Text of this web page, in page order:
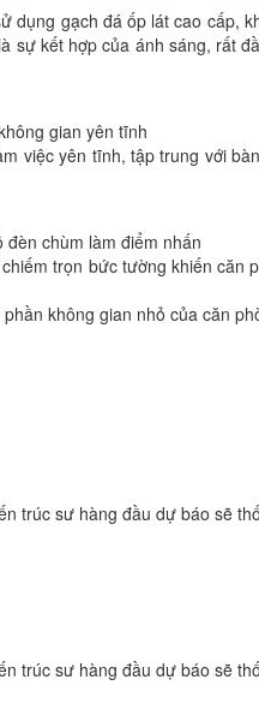
gạch đá ốp lát cao cấp,
kết hợp của ánh sáng, rất
gian yên tĩnh
việc yên tĩnh, tập trung với
chùm làm điểm nhấn
trọn bức tường khiến
không gian nhỏ của căn
trúc sư hàng đầu dự báo sẽ
trúc sư hàng đầu dự báo sẽ